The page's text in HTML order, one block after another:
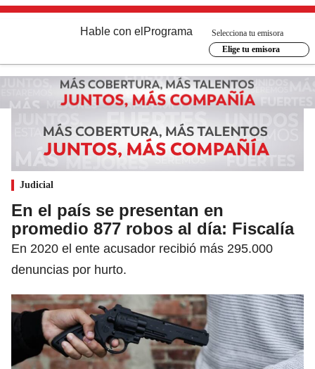
Hable con el Programa
Selecciona tu emisora
Elige tu emisora
Judicial
En el país se presentan en
promedio 877 robos al día: Fiscalía
En 2020 el ente acusador recibió más 295.000
denuncias por hurto.